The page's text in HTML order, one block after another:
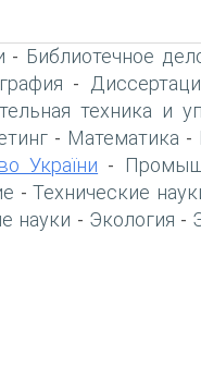
- Библиотечное
-
техника и
- Математика -
України -
-Технические
науки - Экология -